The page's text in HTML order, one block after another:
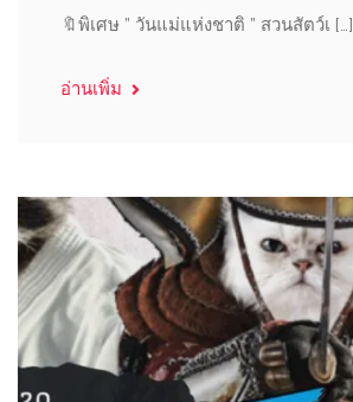
🔖พิเศษ ” วันแม่แห่งชาติ ” สวนสัตว์เ […]
อ่านเพิ่ม